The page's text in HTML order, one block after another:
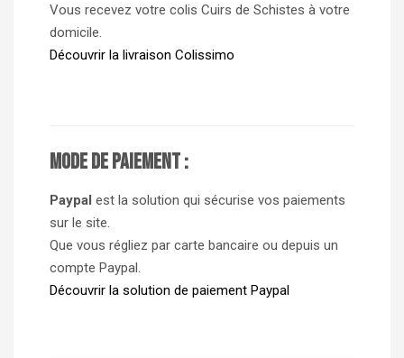
Vous recevez votre colis Cuirs de Schistes à votre
domicile.
Découvrir la livraison Colissimo
Mode de paiement :
Paypal est la solution qui sécurise vos paiements
sur le site.
Que vous régliez par carte bancaire ou depuis un
compte Paypal.
Découvrir la solution de paiement Paypal